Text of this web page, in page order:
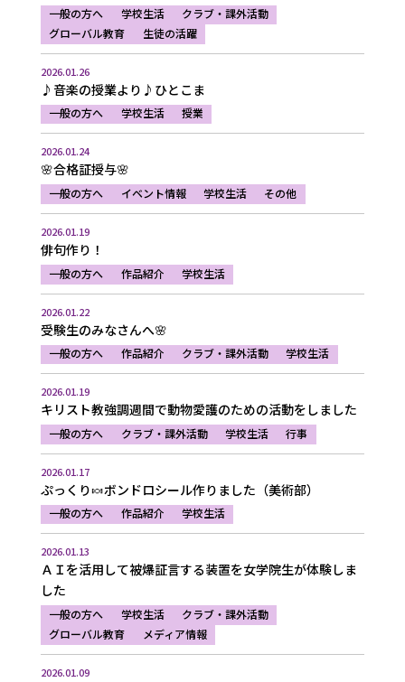
一般の方へ 学校生活
クラブ・課外活動
グローバル教育
生徒の活躍
2026.01.26
♪音楽の授業より♪ひとこま
一般の方へ 学校生活 授業
2026.01.24
🌸合格証授与🌸
一般の方へ イベント情報 学校生活 その他
2026.01.19
俳句作り！
一般の方へ 作品紹介 学校生活
2026.01.22
受験生のみなさんへ🌸
一般の方へ 作品紹介 クラブ・課外活動 学校生活
2026.01.19
キリスト教強調週間で動物愛護のための活動をしました
一般の方へ クラブ・課外活動 学校生活 行事
2026.01.17
ぷっくり🍬ボンドロシール作りました（美術部）
一般の方へ 作品紹介 学校生活
2026.01.13
ＡＩを活用して被爆証言する装置を女学院生が体験しま
した
一般の方へ 学校生活
クラブ・課外活動
グローバル教育
メディア情報
2026.01.09